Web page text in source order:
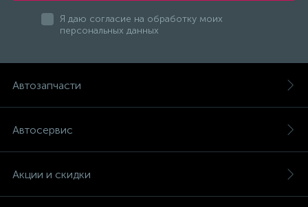
Я даю согласие на обработку моих
персональных данных
Автозапчасти
Автосервис
Акции и скидки